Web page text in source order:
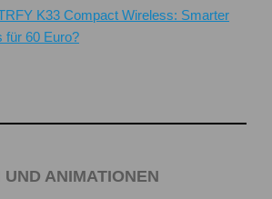
K33 Compact Wireless: Smarter
für 60 Euro?
ANIMATIONEN